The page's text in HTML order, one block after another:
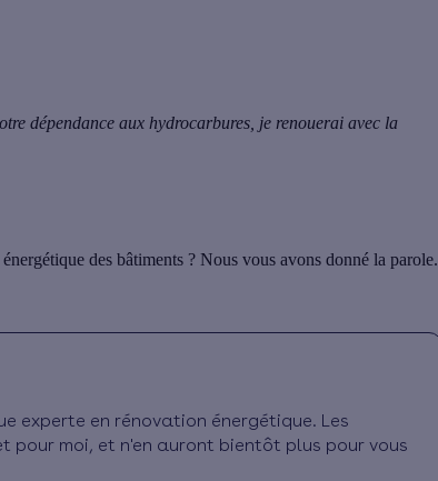
dépendance aux hydrocarbures, je renouerai avec la
des bâtiments ? Nous vous avons donné la parole.
experte en rénovation énergétique. Les
moi, et n'en auront bientôt plus pour vous